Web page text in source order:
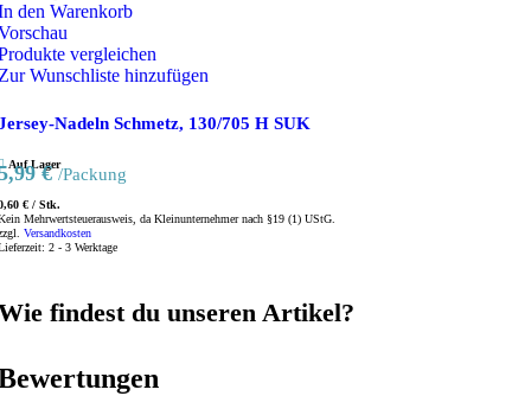
den Warenkorb
vergleichen
Wunschliste hinzufügen
Nadeln Schmetz, 130/705 H SUK
Auf Lager
€ /Packung
€ / Stk.
Mehrwertsteuerausweis, da Kleinunternehmer nach §19 (1) UStG.
Versandkosten
2 - 3 Werktage
findest du unseren Artikel?